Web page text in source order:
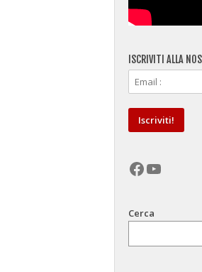
ISCRIVITI ALLA
Facebook
Cerca